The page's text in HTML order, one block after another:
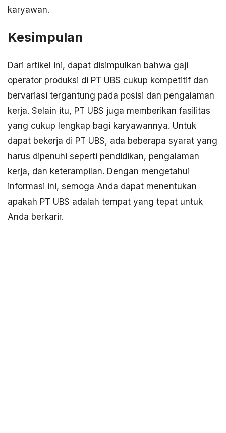
karyawan.
Kesimpulan
Dari artikel ini, dapat disimpulkan bahwa gaji
operator produksi di PT UBS cukup kompetitif dan
bervariasi tergantung pada posisi dan pengalaman
kerja. Selain itu, PT UBS juga memberikan fasilitas
yang cukup lengkap bagi karyawannya. Untuk
dapat bekerja di PT UBS, ada beberapa syarat yang
harus dipenuhi seperti pendidikan, pengalaman
kerja, dan keterampilan. Dengan mengetahui
informasi ini, semoga Anda dapat menentukan
apakah PT UBS adalah tempat yang tepat untuk
Anda berkarir.